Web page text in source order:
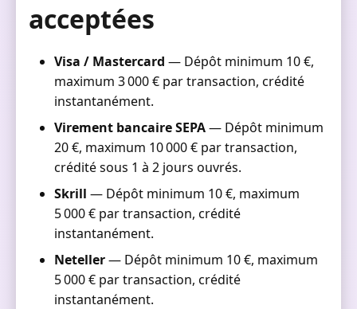
acceptées
Visa / Mastercard — Dépôt minimum 10 €,
maximum 3 000 € par transaction, crédité
instantanément.
Virement bancaire SEPA— Dépôt minimum
20 €, maximum 10 000 € par transaction,
crédité sous 1 à 2 jours ouvrés.
Skrill — Dépôt minimum 10 €, maximum
5 000 € par transaction, crédité
instantanément.
Neteller— Dépôt minimum 10 €, maximum
5 000 € par transaction, crédité
instantanément.